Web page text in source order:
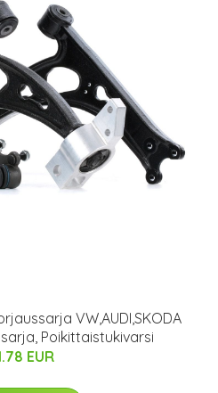
VW,AUDI,SKODA
Poikittaistukivarsi
EUR